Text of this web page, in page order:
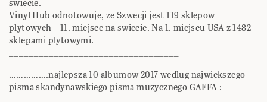
swiecie.
Vinyl Hub odnotowuje, ze Szwecji jest 119 sklepow
plytowych – 11. miejsce na swiecie. Na 1. miejscu USA z 1482
sklepami plytowymi.
…………….najlepsza 10 albumow 2017 wedlug najwiekszego
pisma skandynawskiego pisma muzycznego GAFFA :